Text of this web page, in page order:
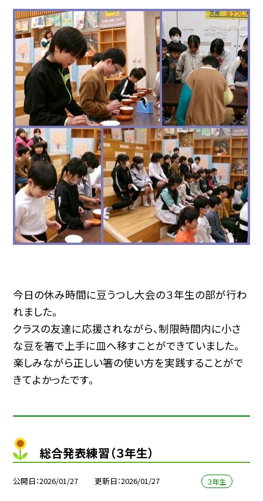
今日の休み時間に豆うつし大会の３年生の部が行わ
れました。
クラスの友達に応援されながら、制限時間内に小さ
な豆を箸で上手に皿へ移すことができていました。
楽しみながら正しい箸の使い方を実践することがで
きてよかったです。
総合発表練習（３年生）
公開日 2026/01/27 更新日 2026/01/27 ３年生